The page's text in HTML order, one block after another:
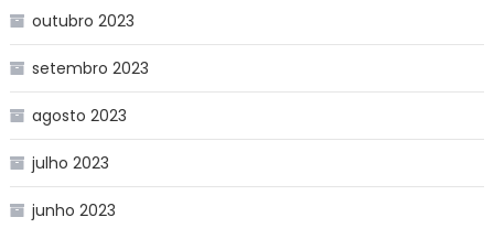
outubro 2023
setembro 2023
agosto 2023
julho 2023
junho 2023